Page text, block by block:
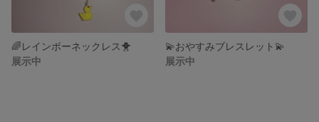
🌈レインボーネックレス🐥
展示中
💫おやすみブレスレット💫
展示中